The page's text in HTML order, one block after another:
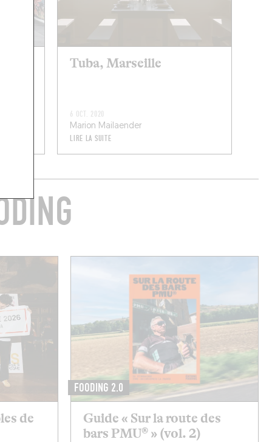
Tuba, Marseille
6 OCT. 2020
Marion Mailaender
LIRE LA SUITE
de
FOODING 2.0
Guide « Sur la route des
bars PMU® » (vol. 2)